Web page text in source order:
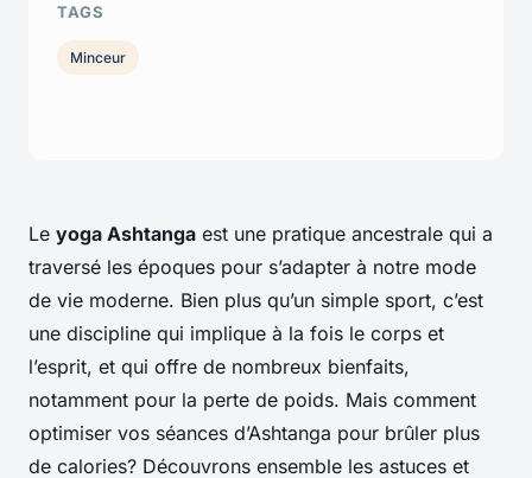
Le yoga Ashtanga est une pratique ancestrale qui a
traversé les époques pour s’adapter à notre mode
de vie moderne. Bien plus qu’un simple sport, c’est
une discipline qui implique à la fois le corps et
l’esprit, et qui offre de nombreux bienfaits,
notamment pour la perte de poids. Mais comment
optimiser vos séances d’Ashtanga pour brûler plus
de calories? Découvrons ensemble les astuces et
TAGS
Minceur